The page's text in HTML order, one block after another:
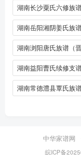
湖南长沙粟氏六修族
湖南岳阳湘阴姜氏族
湖南浏阳唐氏族谱（晋
湖南益阳曹氏续修支
湖南常德澧县覃氏族
中华家谱网
皖ICP备